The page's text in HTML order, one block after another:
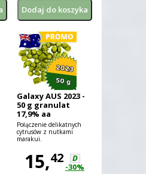
Galaxy AUS 2023 -
50 g granulat
17,9% aa
Połączenie delikatnych
cytrusów z nutkami
marakui.
15,42
D
-30%